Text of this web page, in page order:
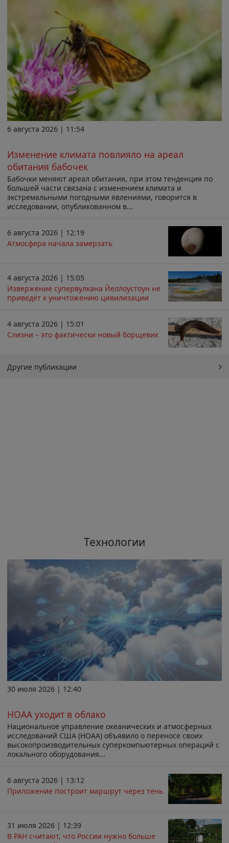
6 августа 2026 | 11:54
Изменение климата повлияло на ареал
обитания бабочек
Бабочки меняют ареал обитания, при этом тенденция по
большей части связана с изменением климата и
экстремальными погодными явлениями, говорится в
исследовании, опубликованном в...
6 августа 2026 | 12:19
Атмосфера начала замерзать
4 августа 2026 | 15:05
Извержение супервулкана Йеллоустоун не
приведёт к уничтожению цивилизации
4 августа 2026 | 15:01
Слизни – это фактически новый борщевик
Другие публикации
Технологии
30 июля 2026 | 12:40
НОАА уходит в облако
Национальное управление океанических и атмосферных
исследований США (НОАА) объявило о переносе своих
высокопроизводительных суперкомпьютерных операций с
локального оборудования...
6 августа 2026 | 13:12
Приложение построит маршрут через тень
31 июля 2026 | 12:39
В РАН считают, что России нужно больше